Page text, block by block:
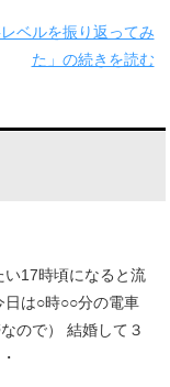
ベルを振り返ってみ
た」の続きを読む
い17時頃になると流
日は○時○○分の電車
ので） 結婚して３